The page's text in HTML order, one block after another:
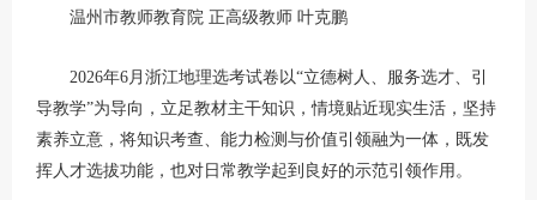
温州市教师教育院 正高级教师 叶克鹏
2026年6月浙江地理选考试卷以“立德树人、服务选才、引
导教学”为导向，立足教材主干知识，情境贴近现实生活，坚持
素养立意，将知识考查、能力检测与价值引领融为一体，既发
挥人才选拔功能，也对日常教学起到良好的示范引领作用。